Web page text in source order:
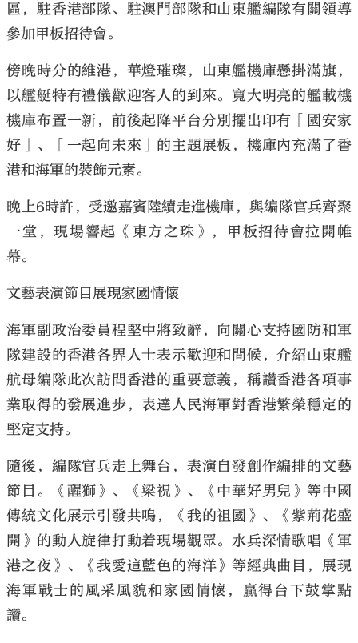
區，駐香港部隊、駐澳門部隊和山東艦編隊有關領導
參加甲板招待會。
傍晚時分的維港，華燈璀璨，山東艦機庫懸掛滿旗，
以艦艇特有禮儀歡迎客人的到來。寬大明亮的艦載機
機庫布置一新，前後起降平台分別擺出印有「國安家
好」、「一起向未來」的主題展板，機庫內充滿了香
港和海軍的裝飾元素。
晚上6時許，受邀嘉賓陸續走進機庫，與編隊官兵齊聚
一堂，現場響起《東方之珠》，甲板招待會拉開帷
幕。
文藝表演節目展現家國情懷
海軍副政治委員程堅中將致辭，向關心支持國防和軍
隊建設的香港各界人士表示歡迎和問候，介紹山東艦
航母編隊此次訪問香港的重要意義，稱讚香港各項事
業取得的發展進步，表達人民海軍對香港繁榮穩定的
堅定支持。
隨後，編隊官兵走上舞台，表演自發創作編排的文藝
節目。《醒獅》、《梁祝》、《中華好男兒》等中國
傳統文化展示引發共鳴，《我的祖國》、《紫荊花盛
開》的動人旋律打動着現場觀眾。水兵深情歌唱《軍
港之夜》、《我愛這藍色的海洋》等經典曲目，展現
海軍戰士的風采風貌和家國情懷，贏得台下鼓掌點
讚。